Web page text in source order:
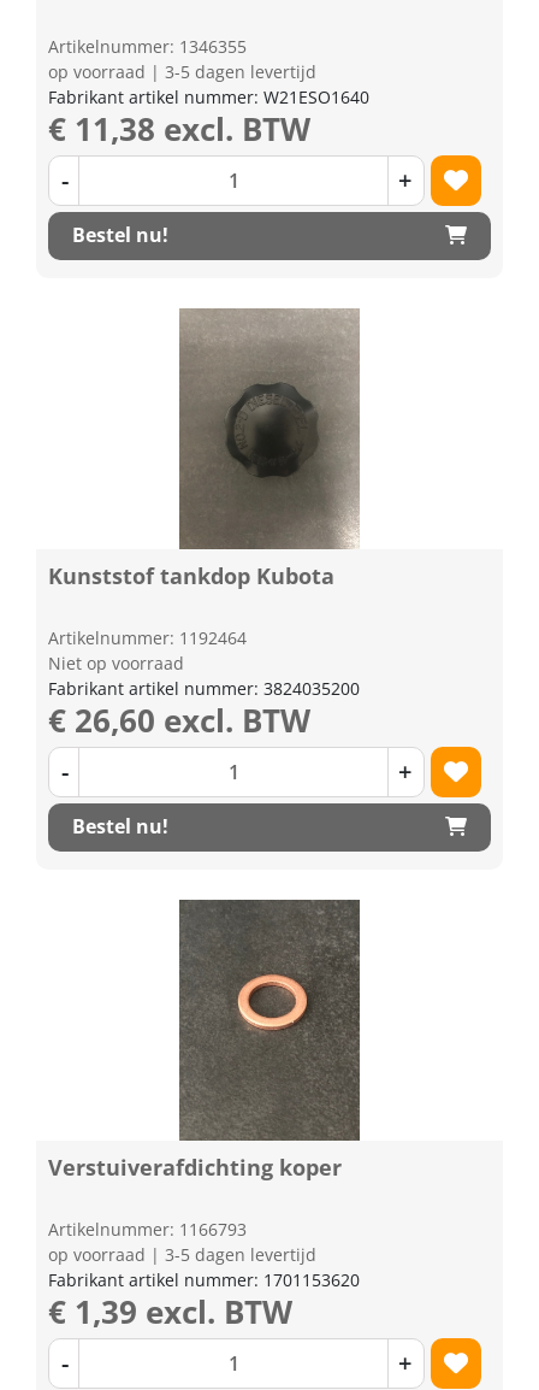
Artikelnummer: 1346355
op voorraad | 3-5 dagen levertijd
Fabrikant artikel nummer: W21ESO1640
€ 11,38 excl. BTW
- +
Bestel nu!
Kunststof tankdop Kubota
Artikelnummer: 1192464
Niet op voorraad
Fabrikant artikel nummer: 3824035200
€ 26,60 excl. BTW
- +
Bestel nu!
Verstuiverafdichting koper
Artikelnummer: 1166793
op voorraad | 3-5 dagen levertijd
Fabrikant artikel nummer: 1701153620
€ 1,39 excl. BTW
- +